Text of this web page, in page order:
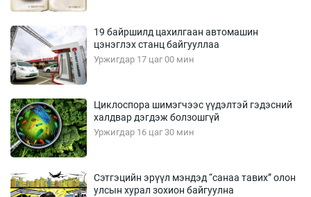
19 байршилд цахилгаан автомашин
цэнэглэх станц байгууллаа
Уржигдар 17 цаг 00 мин
Циклоспора шимэгчээс үүдэлтэй гэдэсний
халдвар дэгдэж болзошгүй
Уржигдар 16 цаг 30 мин
Сэтгэцийн эрүүл мэндэд “санаа тавих” олон
улсын хурал зохион байгуулна